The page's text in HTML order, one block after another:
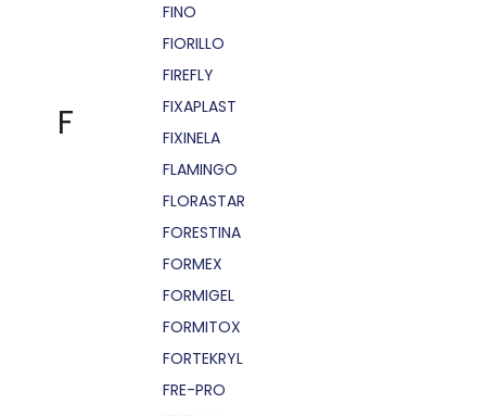
F
FINO
FIORILLO
FIREFLY
FIXAPLAST
FIXINELA
FLAMINGO
FLORASTAR
FORESTINA
FORMEX
FORMIGEL
FORMITOX
FORTEKRYL
FRE-PRO